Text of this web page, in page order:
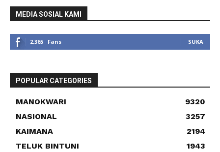
MEDIA SOSIAL KAMI
2,365 Fans SUKA
POPULAR CATEGORIES
MANOKWARI
9320
NASIONAL
3257
KAIMANA
2194
TELUK BINTUNI
1943